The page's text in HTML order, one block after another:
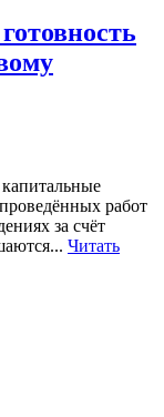
работ
за счёт
Читать